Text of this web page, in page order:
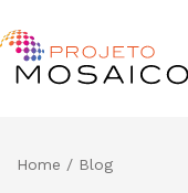
Home / Blog